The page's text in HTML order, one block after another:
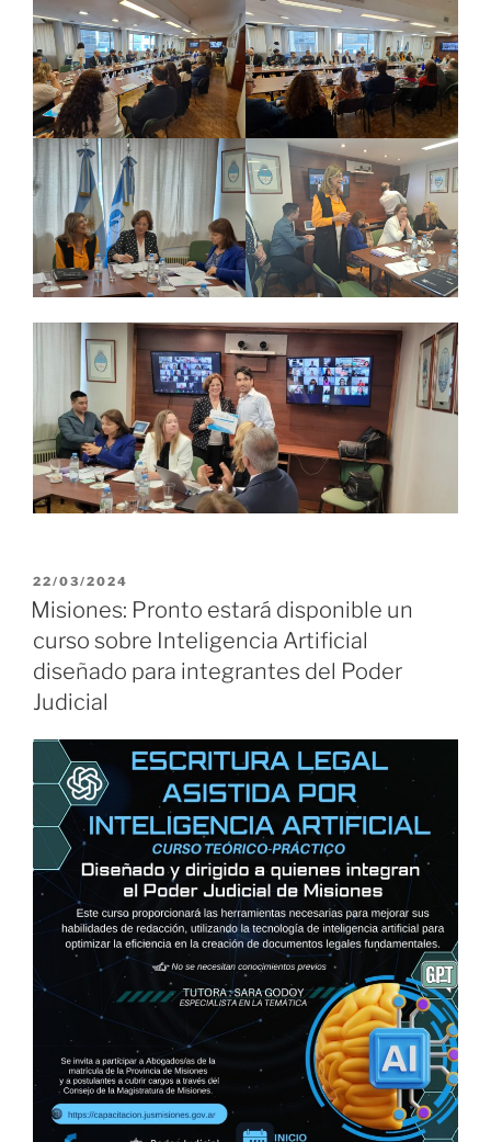
PUBLICADO
EL
22/03/2024
Misiones: Pronto estará disponible un
curso sobre Inteligencia Artificial
diseñado para integrantes del Poder
Judicial